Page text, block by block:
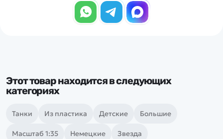
Этот товар находится в следующих
категориях
Танки Из пластика Детские Большие
Масштаб 1:35 Немецкие Звезда